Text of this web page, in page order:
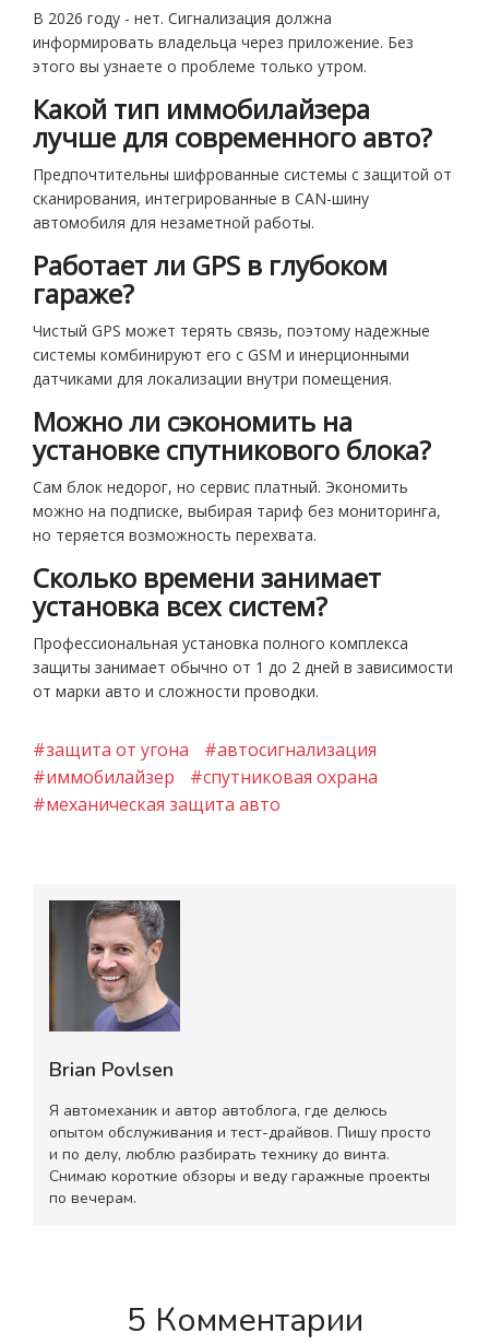
В 2026 году - нет. Сигнализация должна
информировать владельца через приложение. Без
этого вы узнаете о проблеме только утром.
Какой тип иммобилайзера
лучше для современного авто?
Предпочтительны шифрованные системы с защитой от
сканирования, интегрированные в CAN-шину
автомобиля для незаметной работы.
Работает ли GPS в глубоком
гараже?
Чистый GPS может терять связь, поэтому надежные
системы комбинируют его с GSM и инерционными
датчиками для локализации внутри помещения.
Можно ли сэкономить на
установке спутникового блока?
Сам блок недорог, но сервис платный. Экономить
можно на подписке, выбирая тариф без мониторинга,
но теряется возможность перехвата.
Сколько времени занимает
установка всех систем?
Профессиональная установка полного комплекса
защиты занимает обычно от 1 до 2 дней в зависимости
от марки авто и сложности проводки.
#защита от угона
#автосигнализация
#иммобилайзер
#спутниковая охрана
#механическая защита авто
Brian Povlsen
Я автомеханик и автор автоблога, где делюсь
опытом обслуживания и тест-драйвов. Пишу просто
и по делу, люблю разбирать технику до винта.
Снимаю короткие обзоры и веду гаражные проекты
по вечерам.
5 Комментарии